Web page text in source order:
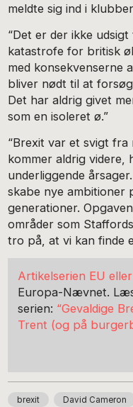
meldte sig ind i
“Det er der ikke
katastrofe for britisk
med konsekvenserne
bliver nødt til at
Det har aldrig givet
som en isoleret ø.”
“Brexit var et svigt fra
kommer aldrig videre,
underliggende
skabe nye ambitioner
generationer.
områder som
tro på, at vi kan finde
Artikelserien EU
Europa-Nævnet.
serien: “Gevaldige
Trent (og på
brexit David Cameron